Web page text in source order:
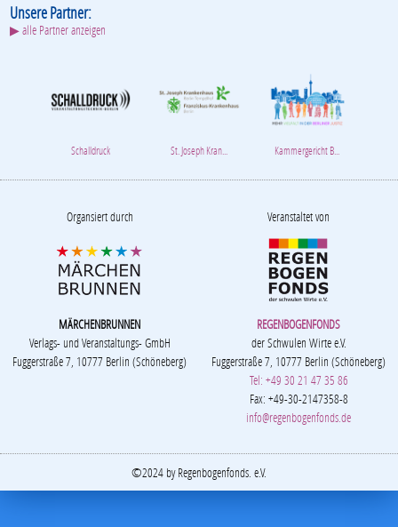
Unsere Partner:
▶ alle Partner anzeigen
Schalldruck St. Joseph Kran... Kammergericht B...
Organsiert durch
MÄRCHENBRUNNEN
Verlags- und Veranstaltungs- GmbH
Fuggerstraße 7, 10777 Berlin (Schöneberg)
Veranstaltet von
REGENBOGENFONDS
der Schwulen Wirte e.V.
Fuggerstraße 7, 10777 Berlin (Schöneberg)
Tel: +49 30 21 47 35 86
Fax: +49-30-2147358-8
info@regenbogenfonds.de
©2024 by Regenbogenfonds. e.V.